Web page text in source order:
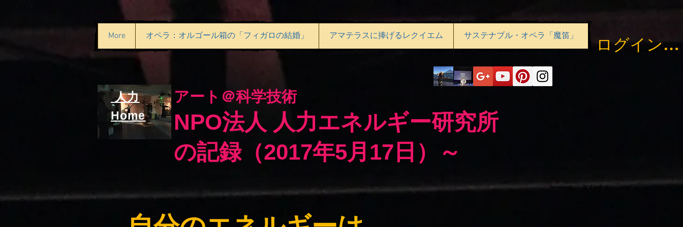
サステナブル・オペラ「魔笛」
アマテラスに捧げるレクイエム
オペラ：オルゴール箱の「フィガロの結婚」
More
人力
Home
アート＠科学技術
NPO法人 人力エネルギー研究所
の記録（2017年5月17日）～
ログイン
facebook ツイッター